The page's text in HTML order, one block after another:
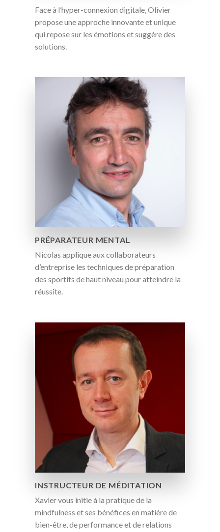
Face à l’hyper-connexion digitale, Olivier
propose une approche innovante et unique
qui repose sur les émotions et suggère des
solutions.
PRÉPARATEUR MENTAL
Nicolas applique aux collaborateurs
d’entreprise les techniques de préparation
des sportifs de haut niveau pour atteindre la
réussite.
INSTRUCTEUR DE MÉDITATION
Xavier vous initie à la pratique de la
mindfulness et ses bénéfices en matière de
bien-être, de performance et de relations